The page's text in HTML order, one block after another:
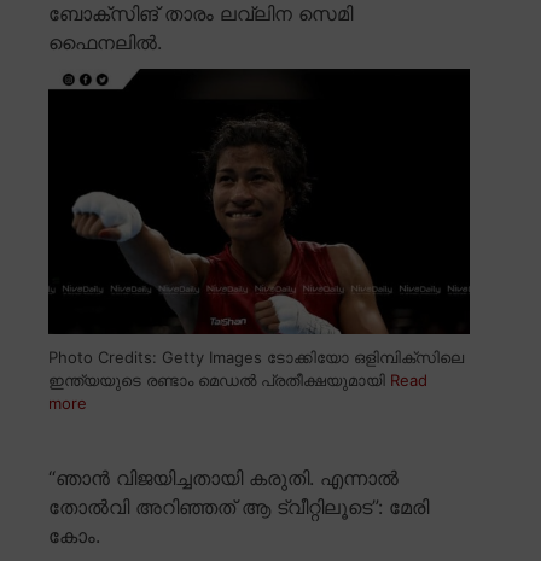
ബോക്സിങ് താരം ലവ്ലിന സെമി
ഫൈനലിൽ.
Photo Credits: Getty Images ടോക്കിയോ ഒളിമ്പിക്സിലെ
ഇന്ത്യയുടെ രണ്ടാം മെഡൽ പ്രതീക്ഷയുമായി Read
more
“ഞാൻ വിജയിച്ചതായി കരുതി. എന്നാൽ
തോൽവി അറിഞ്ഞത് ആ ട്വീറ്റിലൂടെ”: മേരി
കോം.